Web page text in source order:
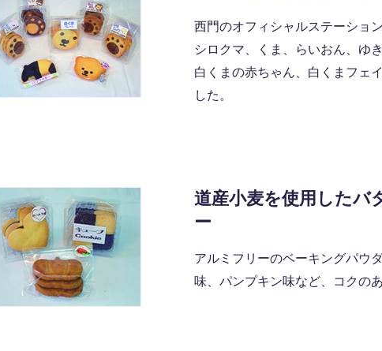
西門のオフィシャルステーショ
シロクマ、くま、らいおん、ゆ
白くまの赤ちゃん、白くまフェ
した。
道産小麦を使用したバ
ー
アルミフリーのベーキングパウ
味、パンプキン味など、コクの